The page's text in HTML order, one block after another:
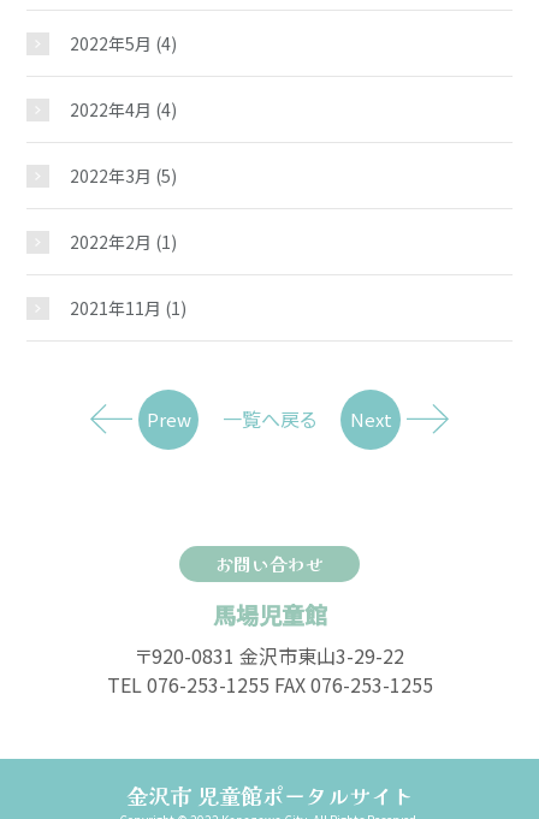
2022年5月 (4)
2022年4月 (4)
2022年3月 (5)
2022年2月 (1)
2021年11月 (1)
Prew 一覧へ戻る Next
お問い合わせ
馬場児童館
〒920-0831 金沢市東山3-29-22
TEL 076-253-1255 FAX 076-253-1255
金沢市 児童館ポータルサイト